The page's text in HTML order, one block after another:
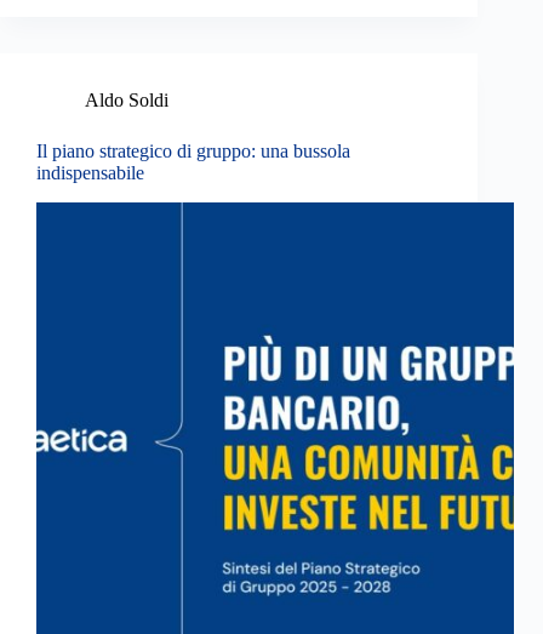
Aldo Soldi
Il piano strategico di gruppo: una bussola
indispensabile